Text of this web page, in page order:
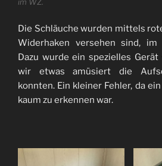
Die Schläuche wurden mittels
Widerhaken versehen sind, im
Dazu wurde ein spezielles
wir etwas amüsiert die
konnten. Ein kleiner Fehler, da
kaum zu erkennen war.